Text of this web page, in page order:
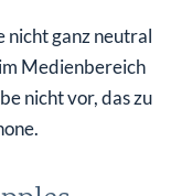
wächst weiter
steigen?
nicht ganz neutral
Medienbereich
nicht vor, das zu